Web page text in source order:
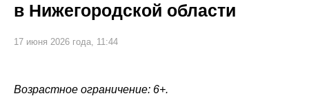
в Нижегородской области
17 июня 2026 года, 11:44
Возрастное ограничение: 6+.